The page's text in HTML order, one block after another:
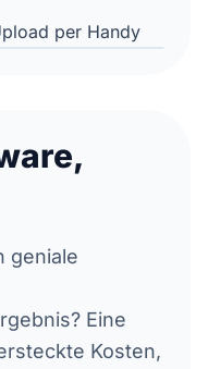
per Handy
geniale
Eine
Kosten,